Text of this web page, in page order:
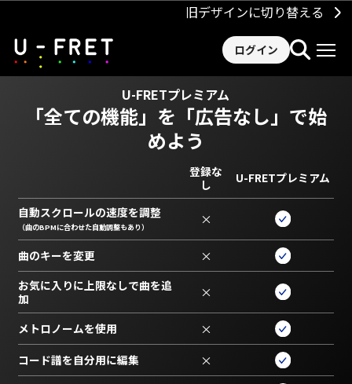
旧デザインに切り替える
ログイン
U-FRETプレミアム
「全ての機能」を 「広告なし」で始
めよう
登録な
し
U-FRETプレミアム
自動スクロールの速度を調整
（曲のBPMに合わせた自動調整もあり） ×
曲のキーを変更 ×
お気に入りに上限なしで曲を追
加
×
メトロノームを使用 ×
コード譜を自分用に編集 ×